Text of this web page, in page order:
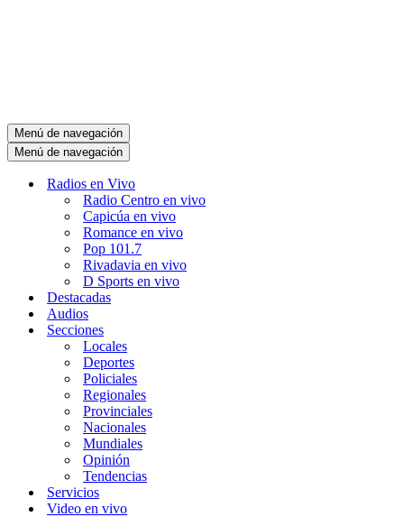
Menú de navegación
Menú de navegación
Radios en Vivo
Radio Centro en vivo
Capicúa en vivo
Romance en vivo
Pop 101.7
Rivadavia en vivo
D Sports en vivo
Destacadas
Audios
Secciones
Locales
Deportes
Policiales
Regionales
Provinciales
Nacionales
Mundiales
Opinión
Tendencias
Servicios
Video en vivo